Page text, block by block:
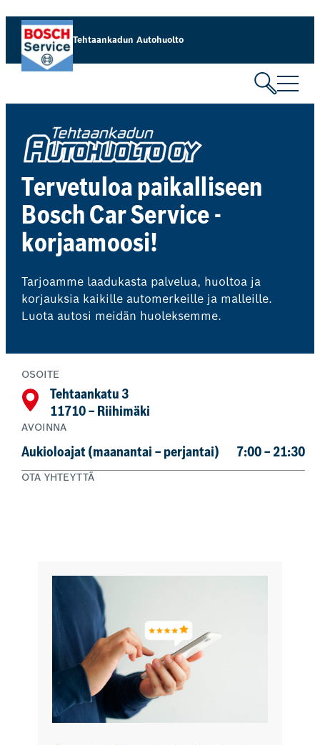
Siirry
sisältöön
Tehtaankadun Autohuolto
Tervetuloa paikalliseen
Bosch Car Service -
korjaamoosi!
Tarjoamme laadukasta palvelua, huoltoa ja
korjauksia kaikille automerkeille ja malleille.
Luota autosi meidän huoleksemme.
OSOITE
Tehtaankatu 3
11710 – Riihimäki
AVOINNA
Aukioloajat (maanantai – perjantai) 7:00 – 21:30
OTA YHTEYTTÄ